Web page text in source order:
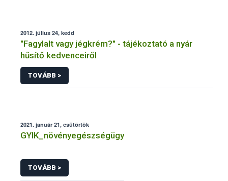
2012. július 24, kedd
"Fagylalt vagy jégkrém?" - tájékoztató a nyár
hűsítő kedvenceiről
TOVÁBB >
2021. január 21, csütörtök
GYIK_növényegészségügy
TOVÁBB >